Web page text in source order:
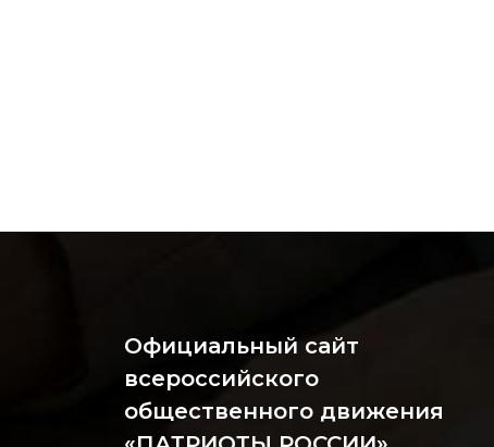
Официальный сайт
всероссийского
общественного движения